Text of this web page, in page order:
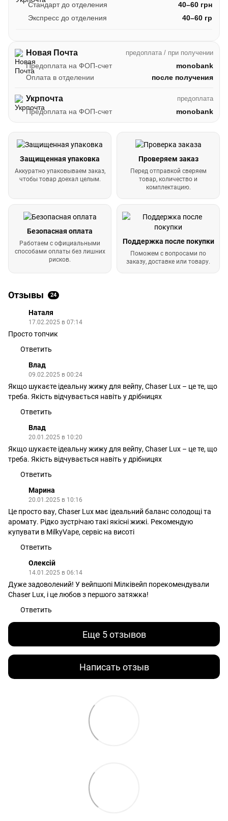
Стандарт до отделения
40–60 грн
Экспресс до отделения
40–60 гр
Новая Почта предоплата / при получении
Предоплата на ФОП-счет
monobank
Оплата в отделении
после получения
Укрпочта предоплата
Предоплата на ФОП-счет monobank
Защищенная упаковка
Аккуратно упаковываем заказ,
чтобы товар доехал целым.
Проверяем заказ
Перед отправкой сверяем
товар, количество и
комплектацию.
Безопасная оплата
Работаем с официальными
способами оплаты без лишних
рисков.
Поддержка после покупки
Поможем с вопросами по
заказу, доставке или товару.
Отзывы 24
Наталя
17.02.2025 в 07:14
Просто топчик
Ответить
Влад
09.02.2025 в 00:24
Якщо шукаєте ідеальну жижу для вейпу, Chaser Lux – це те, що
треба. Якість відчувається навіть у дрібницях
Ответить
Влад
20.01.2025 в 10:20
Якщо шукаєте ідеальну жижу для вейпу, Chaser Lux – це те, що
треба. Якість відчувається навіть у дрібницях
Ответить
Марина
20.01.2025 в 10:16
Це просто вау, Chaser Lux має ідеальний баланс солодощі та
аромату. Рідко зустрічаю такі якісні жижі. Рекомендую
купувати в MilkyVape, сервіс на висоті
Ответить
Олексій
14.01.2025 в 06:14
Дуже задоволений! У вейпшопі Мілківейп порекомендували
Chaser Lux, і це любов з першого затяжка!
Ответить
Еще 5 отзывов
Написать отзыв